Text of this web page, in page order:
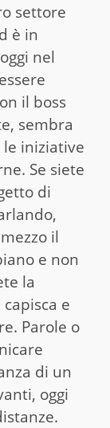
settore
è in
nel
il boss
sembra
iniziative
Se siete
di
il
e non
la
e
Parole o
di un
oggi